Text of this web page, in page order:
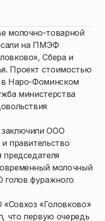
молочно-товарной
на ПМЭФ
Сбера и
Проект стоимостью
в Наро-Фоминском
министерства
заключили ООО
правительство
председателя
молочный
голов фуражного
«Головково»
что первую очередь